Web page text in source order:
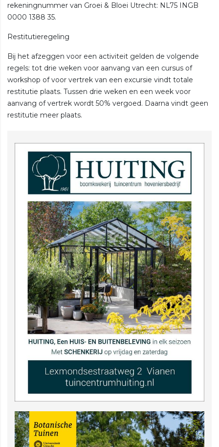
rekeningnummer van Groei & Bloei Utrecht: NL75 INGB
0000 1388 35.
Restitutieregeling
Bij het afzeggen voor een activiteit gelden de volgende
regels: tot drie weken voor aanvang van een cursus of
workshop of voor vertrek van een excursie vindt totale
restitutie plaats. Tussen drie weken en een week voor
aanvang of vertrek wordt 50% vergoed. Daarna vindt geen
restitutie meer plaats.